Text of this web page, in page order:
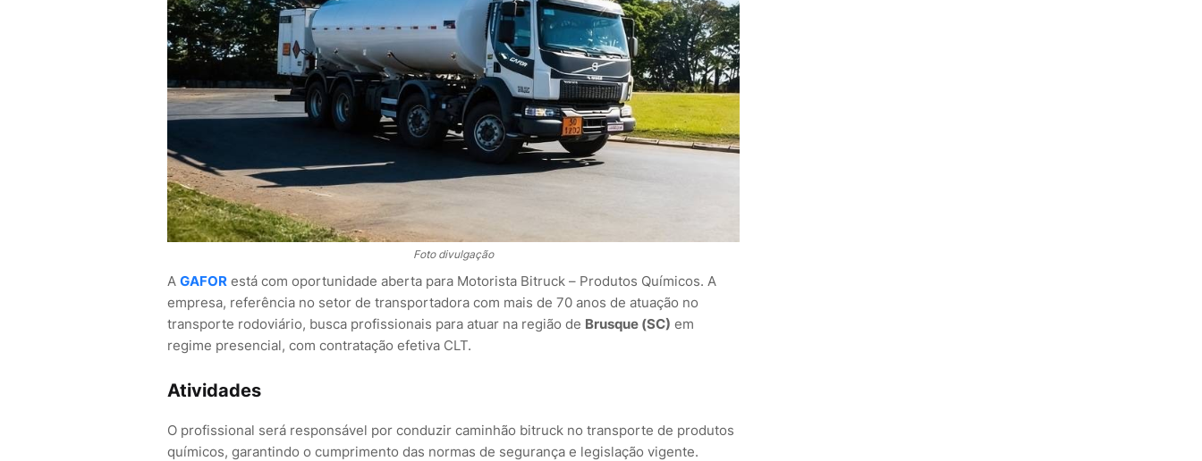
Foto divulgação
A GAFOR está com oportunidade aberta para Motorista Bitruck – Produtos Químicos. A
empresa, referência no setor de transportadora com mais de 70 anos de atuação no
transporte rodoviário, busca profissionais para atuar na região de Brusque (SC) em
regime presencial, com contratação efetiva CLT.
Atividades
O profissional será responsável por conduzir caminhão bitruck no transporte de produtos
químicos, garantindo o cumprimento das normas de segurança e legislação vigente.